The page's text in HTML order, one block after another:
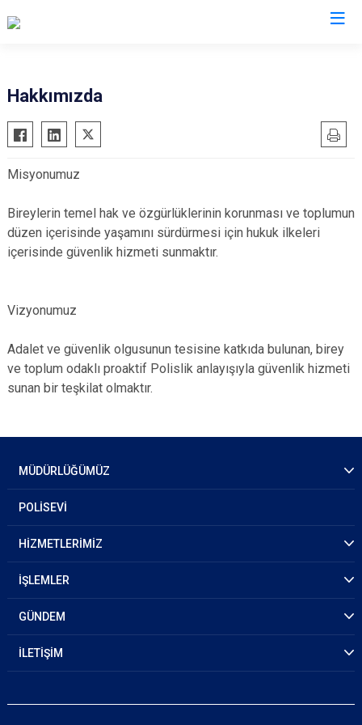
Hakkımızda
Misyonumuz
Bireylerin temel hak ve özgürlüklerinin korunması ve toplumun
düzen içerisinde yaşamını sürdürmesi için hukuk ilkeleri
içerisinde güvenlik hizmeti sunmaktır.
Vizyonumuz
Adalet ve güvenlik olgusunun tesisine katkıda bulunan, birey
ve toplum odaklı proaktif Polislik anlayışıyla güvenlik hizmeti
sunan bir teşkilat olmaktır.
MÜDÜRLÜĞÜMÜZ
POLİSEVİ
HİZMETLERİMİZ
İŞLEMLER
GÜNDEM
İLETİŞİM